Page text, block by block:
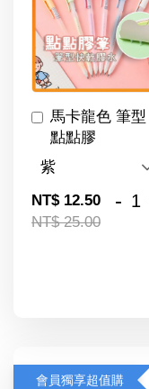
馬卡龍色 筆型
點點膠
NT$ 12.50
NT$ 25.00
-
會員獨享超值購